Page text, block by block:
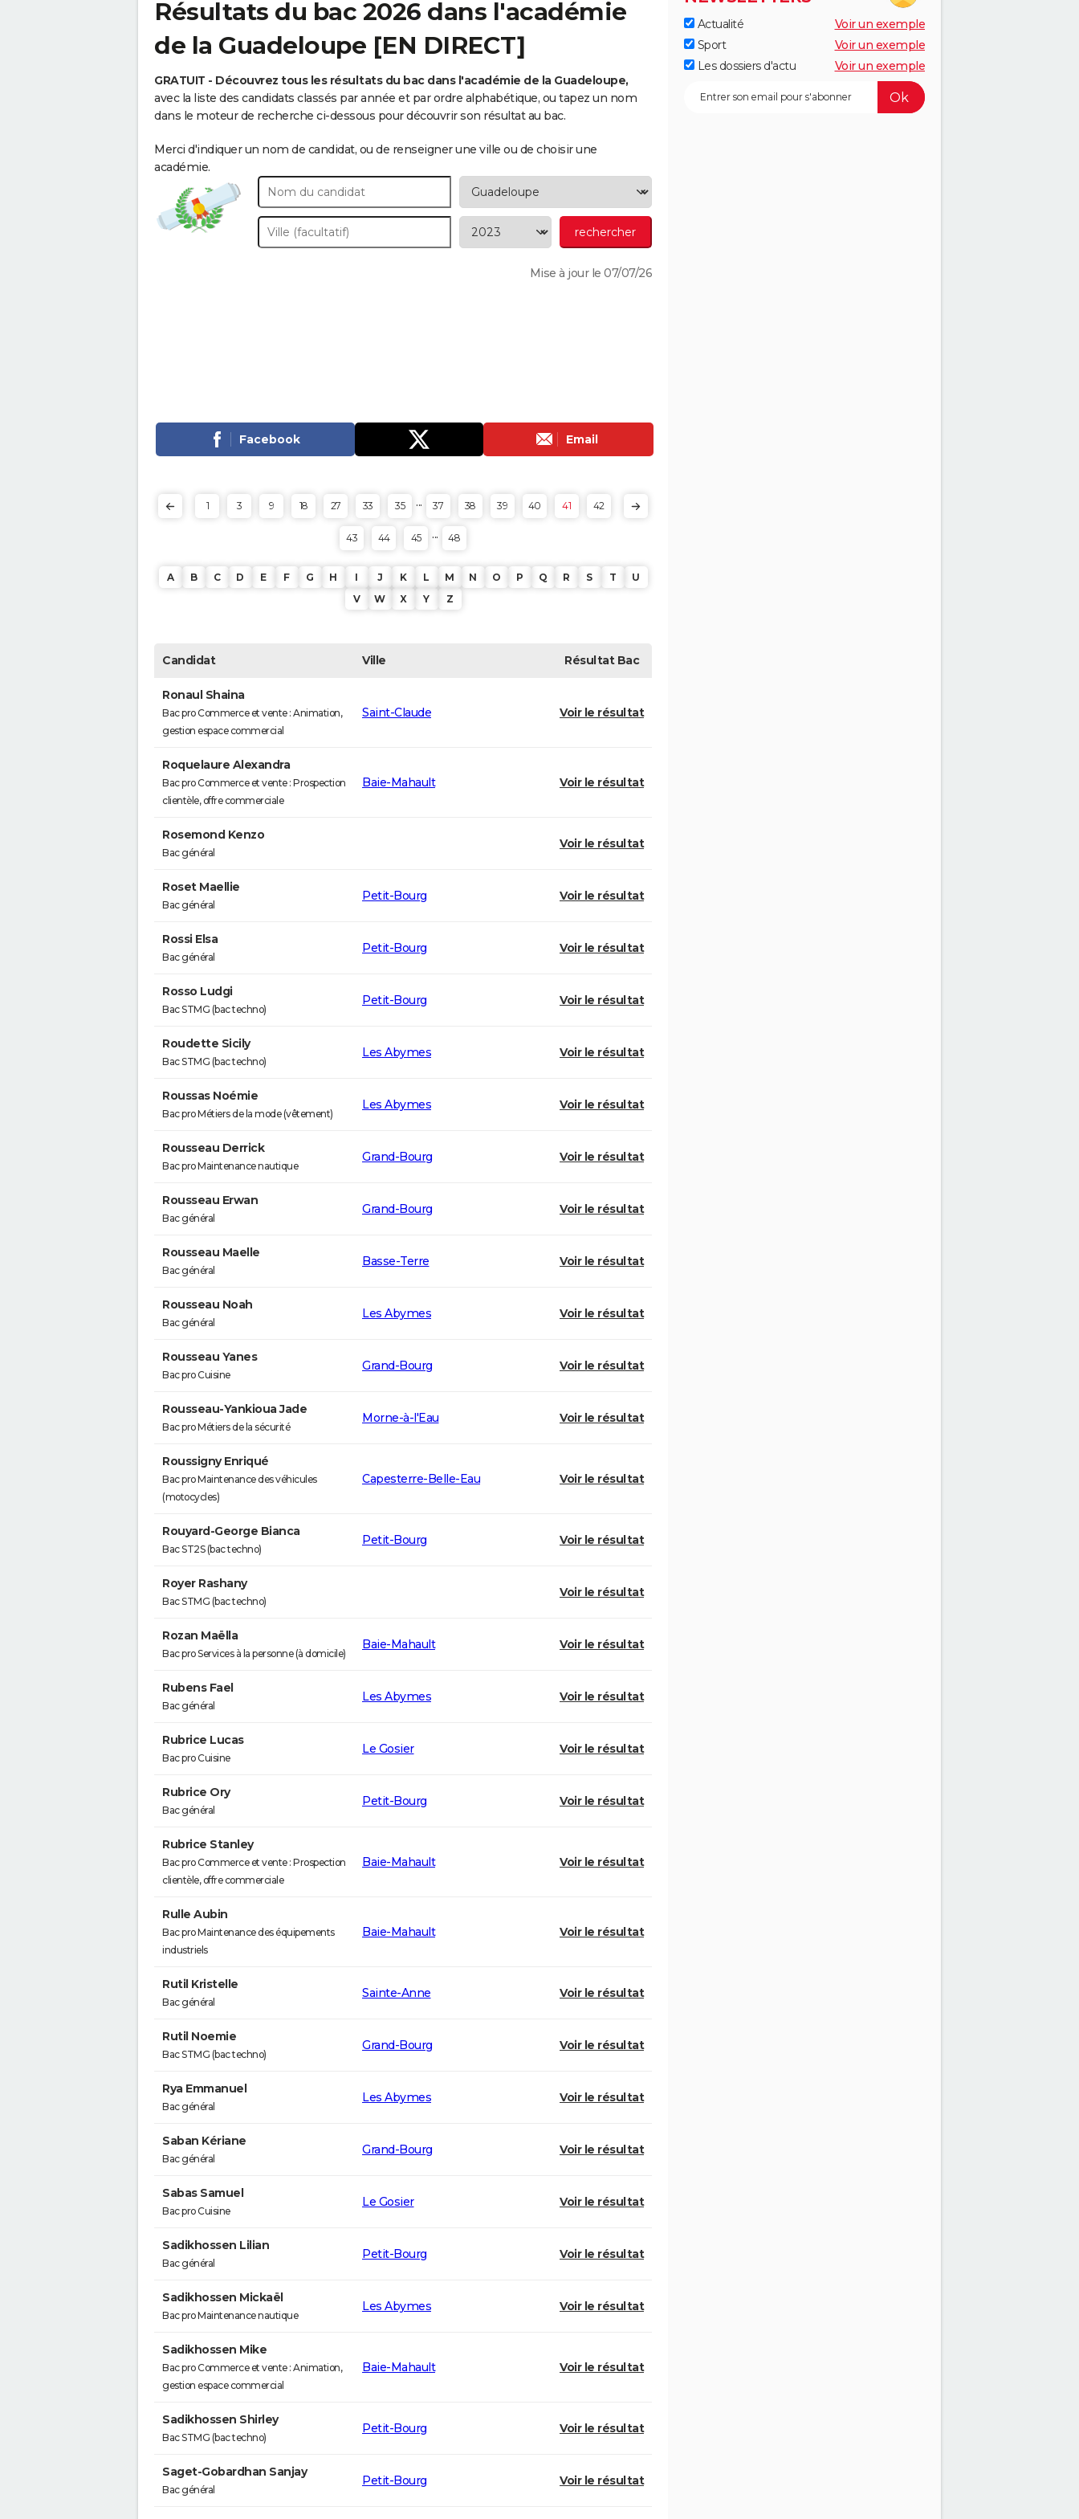
Résultats du bac 2026 dans l'académie
de la Guadeloupe [EN DIRECT]
GRATUIT - Découvrez tous les résultats du bac dans l'académie de la Guadeloupe,
avec la liste des candidats classés par année et par ordre alphabétique, ou tapez un nom
dans le moteur de recherche ci-dessous pour découvrir son résultat au bac.
Merci d'indiquer un nom de candidat, ou de renseigner une ville ou de choisir une
académie.
Mise à jour le 07/07/26
Facebook Email
1 3 9 18 27 33 35 ... 37 38 39 40 41 42
43 44 45 ... 48
A B C D E F G H I J K L M N O P Q R S T
U
V
W X Y Z
Candidat Ville RésultatBac
Ronaul Shaina
Bac pro Commerce et vente : Animation,
gestion espace commercial
Saint-Claude Voir le résultat
Roquelaure Alexandra
Bac pro Commerce et vente : Prospection
clientèle, offre commerciale
Baie-Mahault Voir le résultat
Rosemond Kenzo
Bac général
Voir le résultat
Roset Maellie
Bac général
Petit-Bourg Voir le résultat
Rossi Elsa
Bac général
Petit-Bourg Voir le résultat
Rosso Ludgi
Bac STMG (bac techno)
Petit-Bourg Voir le résultat
Roudette Sicily
Bac STMG (bac techno)
Les Abymes Voir le résultat
Roussas Noémie
Bac pro Métiers de la mode (vêtement)
Les Abymes Voir le résultat
Rousseau Derrick
Bac pro Maintenance nautique
Grand-Bourg Voir le résultat
Rousseau Erwan
Bac général
Grand-Bourg Voir le résultat
Rousseau Maelle
Bac général
Basse-Terre Voir le résultat
Rousseau Noah
Bac général
Les Abymes Voir le résultat
Rousseau Yanes
Bac pro Cuisine
Grand-Bourg Voir le résultat
Rousseau-Yankioua Jade
Bac pro Métiers de la sécurité
Morne-à-l'Eau Voir le résultat
Roussigny Enriqué
Bac pro Maintenance des véhicules
(motocycles)
Capesterre-Belle-Eau Voir le résultat
Rouyard-George Bianca
Bac ST2S (bac techno)
Petit-Bourg Voir le résultat
Royer Rashany
Bac STMG (bac techno)
Voir le résultat
Rozan Maëlla
Bac pro Services à la personne (à domicile)
Baie-Mahault Voir le résultat
Rubens Fael
Bac général
Les Abymes Voir le résultat
Rubrice Lucas
Bac pro Cuisine
Le Gosier Voir le résultat
Rubrice Ory
Bac général
Petit-Bourg Voir le résultat
Rubrice Stanley
Bac pro Commerce et vente : Prospection
clientèle, offre commerciale
Baie-Mahault Voir le résultat
Rulle Aubin
Bac pro Maintenance des équipements
industriels
Baie-Mahault Voir le résultat
Rutil Kristelle
Bac général
Sainte-Anne Voir le résultat
Rutil Noemie
Bac STMG (bac techno)
Grand-Bourg Voir le résultat
Rya Emmanuel
Bac général
Les Abymes Voir le résultat
Saban Kériane
Bac général
Grand-Bourg Voir le résultat
Sabas Samuel
Bac pro Cuisine
Le Gosier Voir le résultat
Sadikhossen Lilian
Bac général
Petit-Bourg Voir le résultat
Sadikhossen Mickaël
Bac pro Maintenance nautique
Les Abymes Voir le résultat
Sadikhossen Mike
Bac pro Commerce et vente : Animation,
gestion espace commercial
Baie-Mahault Voir le résultat
Sadikhossen Shirley
Bac STMG (bac techno)
Petit-Bourg Voir le résultat
Saget-Gobardhan Sanjay
Bac général
Petit-Bourg Voir le résultat
Actualité
Voir un exemple
Sport
Voir un exemple
Les dossiers d'actu
Voir un exemple